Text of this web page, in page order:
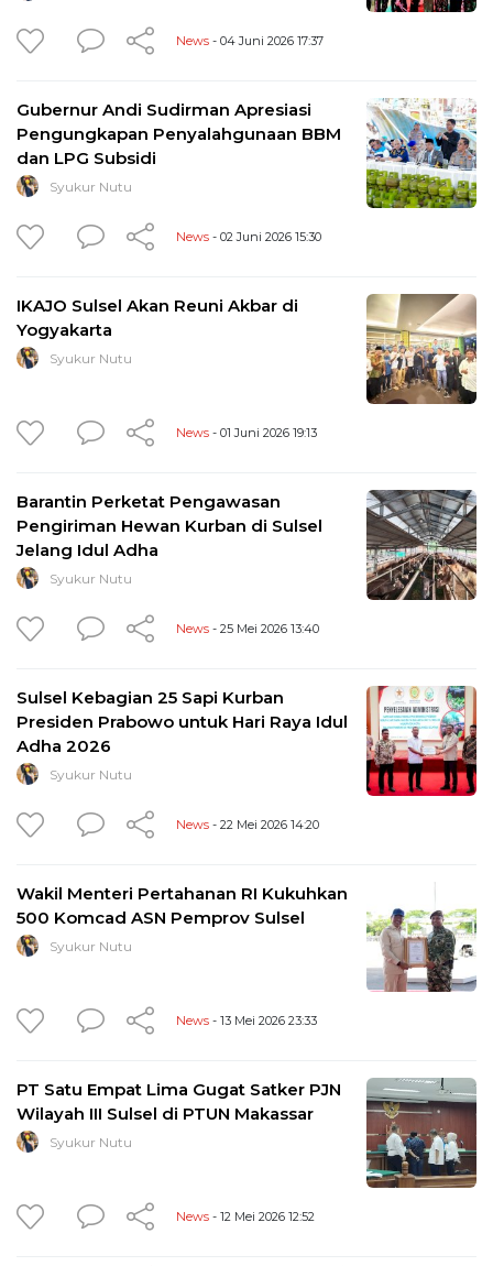
News - 04 Juni 2026 17:37
Gubernur Andi Sudirman Apresiasi
Pengungkapan Penyalahgunaan BBM
dan LPG Subsidi
Syukur Nutu
News - 02 Juni 2026 15:30
IKAJO Sulsel Akan Reuni Akbar di
Yogyakarta
Syukur Nutu
News - 01 Juni 2026 19:13
Barantin Perketat Pengawasan
Pengiriman Hewan Kurban di Sulsel
Jelang Idul Adha
Syukur Nutu
News - 25 Mei 2026 13:40
Sulsel Kebagian 25 Sapi Kurban
Presiden Prabowo untuk Hari Raya Idul
Adha 2026
Syukur Nutu
News - 22 Mei 2026 14:20
Wakil Menteri Pertahanan RI Kukuhkan
500 Komcad ASN Pemprov Sulsel
Syukur Nutu
News - 13 Mei 2026 23:33
PT Satu Empat Lima Gugat Satker PJN
Wilayah III Sulsel di PTUN Makassar
Syukur Nutu
News - 12 Mei 2026 12:52